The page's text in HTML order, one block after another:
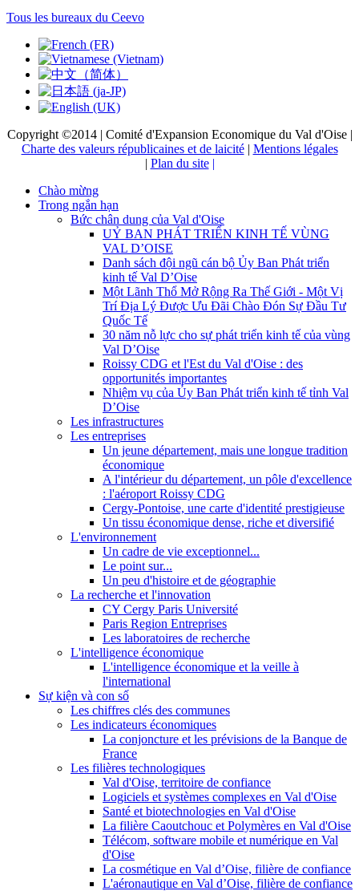
Tous les bureaux du Ceevo
Copyright ©2014 | Comité d'Expansion Economique du Val d'Oise |
Charte des valeurs républicaines et de laicité| Mentions légales
| Plan du site |
Chào mừng
Trong ngắn hạn
Bức chân dung của Val d'Oise
UỶ BAN PHÁT TRIỂN KINH TẾ VÙNG
VAL D’OISE
Danh sách đội ngũ cán bộ Ủy Ban Phát triển
kinh tế Val D’Oise
Một Lãnh Thổ Mở Rộng Ra Thế Giới - Một Vị
Trí Địa Lý Được Ưu Đãi Chào Đón Sự Đầu Tư
Quốc Tế
30 năm nỗ lực cho sự phát triển kinh tế của vùng
Val D’Oise
Roissy CDG et l'Est du Val d'Oise : des
opportunités importantes
Nhiệm vụ của Ủy Ban Phát triển kinh tế tỉnh Val
D’Oise
Les infrastructures
Les entreprises
Un jeune département, mais une longue tradition
économique
A l'intérieur du département, un pôle d'excellence
: l'aéroport Roissy CDG
Cergy-Pontoise, une carte d'identité prestigieuse
Un tissu économique dense, riche et diversifié
L'environnement
Un cadre de vie exceptionnel...
Le point sur...
Un peu d'histoire et de géographie
La recherche et l'innovation
CY Cergy Paris Université
Paris Region Entreprises
Les laboratoires de recherche
L'intelligence économique
L'intelligence économique et la veille à
l'international
Sự kiện và con số
Les chiffres clés des communes
Les indicateurs économiques
La conjoncture et les prévisions de la Banque de
France
Les filières technologiques
Val d'Oise, territoire de confiance
Logiciels et systèmes complexes en Val d'Oise
Santé et biotechnologies en Val d'Oise
La filière Caoutchouc et Polymères en Val d'Oise
Télécom, software mobile et numérique en Val
d'Oise
La cosmétique en Val d’Oise, filière de confiance
L'aéronautique en Val d’Oise, filière de confiance